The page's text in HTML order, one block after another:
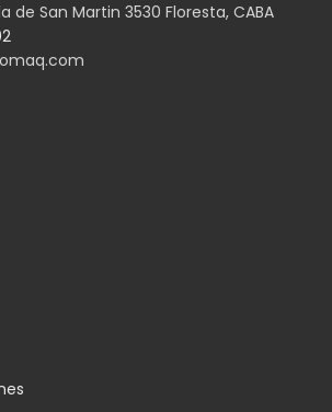
de San Martin 3530 Floresta, CABA